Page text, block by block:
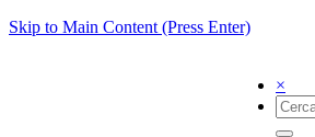
Skip to Main Content (Press Enter)
×